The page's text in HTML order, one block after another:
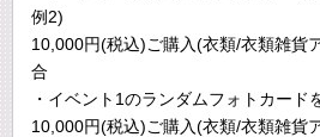
例2)
10,000円(税込)ご購入(衣類/衣類雑貨
合
・イベント1のランダムフォトカード
10,000円(税込)ご購入(衣類/衣類雑貨